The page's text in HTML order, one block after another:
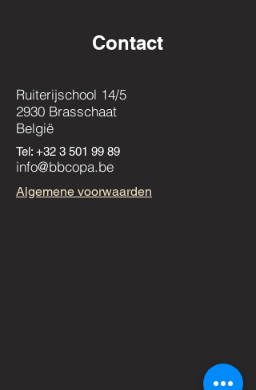
Contact
Ruiterijschool 14/5
2930 Brasschaat
België
Tel: +32 3 501 99 89
info@bbcopa.be
Algemene voorwaarden